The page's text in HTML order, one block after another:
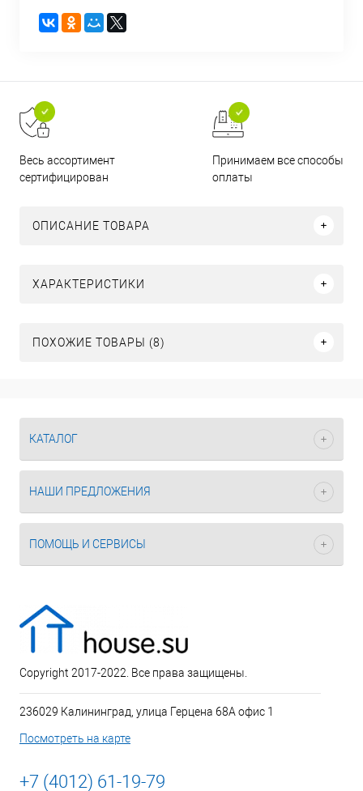
Весь ассортимент
сертифицирован
Принимаем все способы
оплаты
ОПИСАНИЕ ТОВАРА
ХАРАКТЕРИСТИКИ
ПОХОЖИЕ ТОВАРЫ (8)
КАТАЛОГ
НАШИ ПРЕДЛОЖЕНИЯ
ПОМОЩЬ И СЕРВИСЫ
Copyright 2017-2022. Все права защищены.
236029 Калининград, улица Герцена 68А офис 1
Посмотреть на карте
+7 (4012) 61-19-79